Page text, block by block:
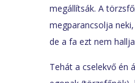
megállítsák. A
megparancsolja
de a fa ezt nem
Tehát a cselekvő én